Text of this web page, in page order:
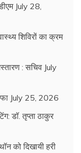
July 28,
शिविरों का क्रम
: सचिव July
July 25, 2026
डॉ. तृप्ता ठाकुर
को दिखायी हरी